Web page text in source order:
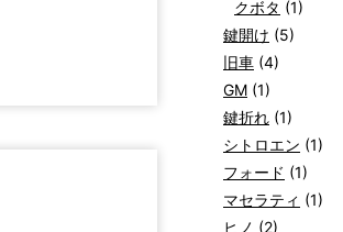
クボタ (1)
鍵開け (5)
旧車 (4)
GM (1)
鍵折れ (1)
シトロエン (1)
フォード (1)
マセラティ (1)
ヒノ (2)